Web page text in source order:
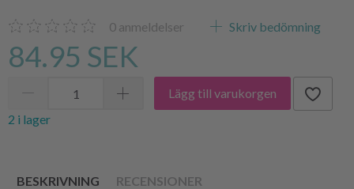
0 anmeldelser Skriv bedömning
84.95 SEK
Lägg till varukorgen
2 i lager
BESKRIVNING RECENSIONER